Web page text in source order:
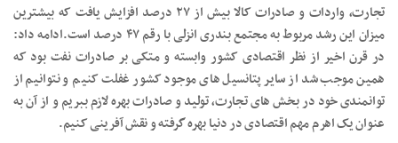
تجارت، واردات و صادرات کالا بیش از ۲۷ درصد افزایش یافت که بیشترین
میزان این رشد مربوط به مجتمع بندری انزلی با رقم ۴۷ درصد است.ادامه داد:
در قرن اخیر از نظر اقتصادی کشور وابسته و متکی بر صادرات نفت بود که
همین موجب شد از سایر پتانسیل های موجود کشور غفلت کنیم و نتوانیم از
توانمندی خود در بخش های تجارت، تولید و صادرات بهره لازم ببریم و از آن به
عنوان یک اهرم مهم اقتصادی در دنیا بهره گرفته و نقش آفرینی کنیم.